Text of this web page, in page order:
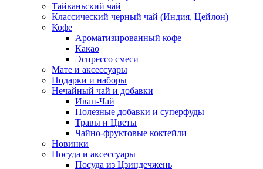
Тайваньский чай
Классический черный чай (Индия, Цейлон)
Кофе
Ароматизированный кофе
Какао
Эспрессо смеси
Мате и аксессуары
Подарки и наборы
Нечайный чай и добавки
Иван-Чай
Полезные добавки и суперфуды
Травы и Цветы
Чайно-фруктовые коктейли
Новинки
Посуда и аксессуары
Посуда из Цзиндечжень